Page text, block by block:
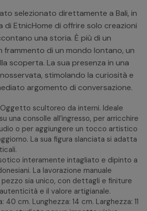
selezionato direttamente a Bali, in
di EtnicHome di offrire solo creazioni
una storia. È più di un
frammento di un mondo lontano, un
scoperta. La sua presenza in una
stimolando la curiosità e
argomento di conversazione.
scultoreo da interni. Ideale
una consolle all’ingresso, per arricchire
o per aggiungere un tocco artistico
La sua figura slanciata si adatta
interamente intagliato e dipinto a
La lavorazione manuale
sia unico, con dettagli e finiture
e il valore artigianale.
40 cm. Lunghezza: 14 cm. Larghezza: 11